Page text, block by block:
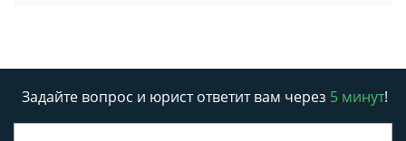
Задайте вопрос и юрист ответит вам через 5 минут!